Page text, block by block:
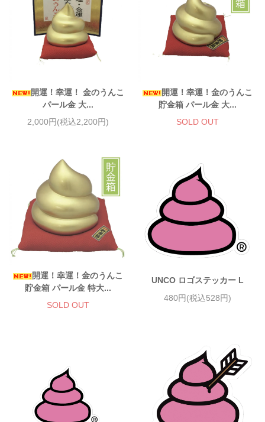
開運！幸運！ 金のうんこ
パール金 大...
2,000円(税込2,200円)
開運！幸運！金のうんこ
貯金箱 パール金 大...
SOLD OUT
開運！幸運！金のうんこ
貯金箱 パール金 特大...
SOLD OUT
UNCO ロゴステッカー L
480円(税込528円)